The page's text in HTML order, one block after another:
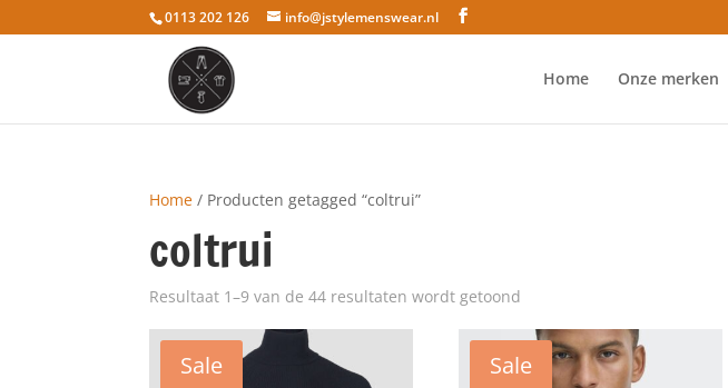
0113 202 126 info@jstylemenswear.nl
Home Onze merken
Home / Producten getagged “coltrui”
coltrui
Resultaat 1–9 van de 44 resultaten wordt getoond
Sale Sale